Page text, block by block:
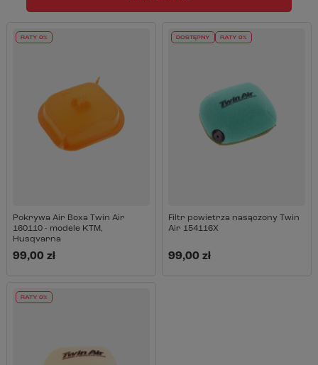
RATY 0%
Pokrywa Air Boxa Twin Air
160110 - modele KTM,
Husqvarna
99,00 zł
DOSTĘPNY RATY 0%
Filtr powietrza nasączony Twin
Air 154116X
99,00 zł
RATY 0%